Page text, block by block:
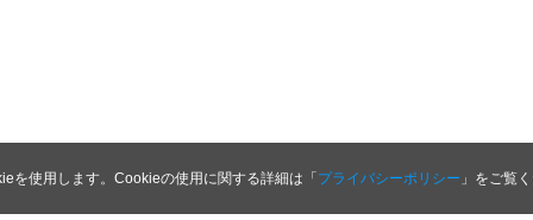
を使用します。Cookieの使用に関する詳細は「プライバシーポリシー 」をご覧く